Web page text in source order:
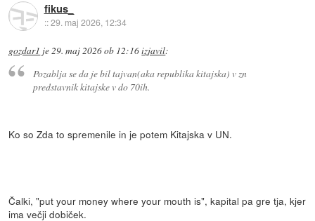
fikus_
::29. maj 2026, 12:34
gozdar1 je29. maj 2026 ob 12:16izjavil:
Pozablja se da je bil tajvan(aka republika kitajska) v zn
predstavnik kitajske v do 70ih.
Ko so Zda to spremenile in je potem Kitajska v UN.
Čalki, "put your money where your mouth is", kapital pa gre tja, kjer
ima večji dobiček.